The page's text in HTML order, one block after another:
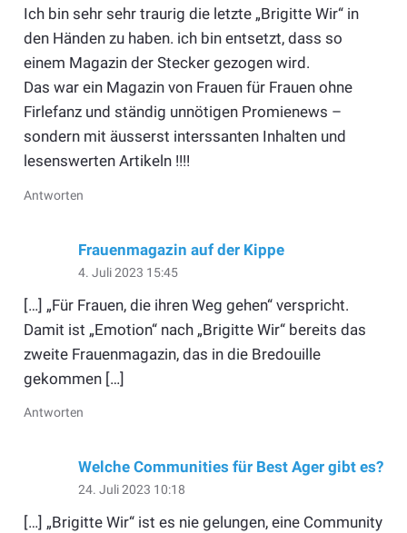
Ich bin sehr sehr traurig die letzte „Brigitte Wir“ in
den Händen zu haben. ich bin entsetzt, dass so
einem Magazin der Stecker gezogen wird.
Das war ein Magazin von Frauen für Frauen ohne
Firlefanz und ständig unnötigen Promienews –
sondern mit äusserst interssanten Inhalten und
lesenswerten Artikeln !!!!
Antworten
Frauenmagazin auf der Kippe
4. Juli 2023 15:45
[…] „Für Frauen, die ihren Weg gehen“ verspricht.
Damit ist „Emotion“ nach „Brigitte Wir“ bereits das
zweite Frauenmagazin, das in die Bredouille
gekommen […]
Antworten
Welche Communities für Best Ager gibt es?
24. Juli 2023 10:18
[…] „Brigitte Wir“ ist es nie gelungen, eine Community